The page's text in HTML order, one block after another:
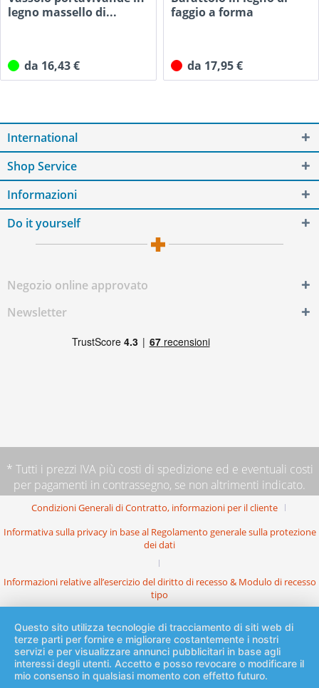
legno massello di...
da 16,43 €
faggio a forma
da 17,95 €
International
Shop Service
Informazioni
Do it yourself
Negozio online approvato
Newsletter
* Tutti i prezzi IVA più costi di spedizione ed e eventuali costi
per pagamenti in contrassegno, se non altrimenti indicato.
Condizioni Generali di Contratto, informazioni per il cliente
Informativa sulla privacy in base al Regolamento generale sulla protezione
dei dati
Informazioni relative all’esercizio del diritto di recesso & Modulo di recesso
tipo
Questo sito utilizza tecnologie di tracciamento di siti web di
terze parti per fornire e migliorare costantemente i nostri
servizi e per visualizzare annunci pubblicitari in base agli
interessi degli utenti. Accetto e posso revocare o modificare il
mio consenso in qualsiasi momento con effetto futuro.